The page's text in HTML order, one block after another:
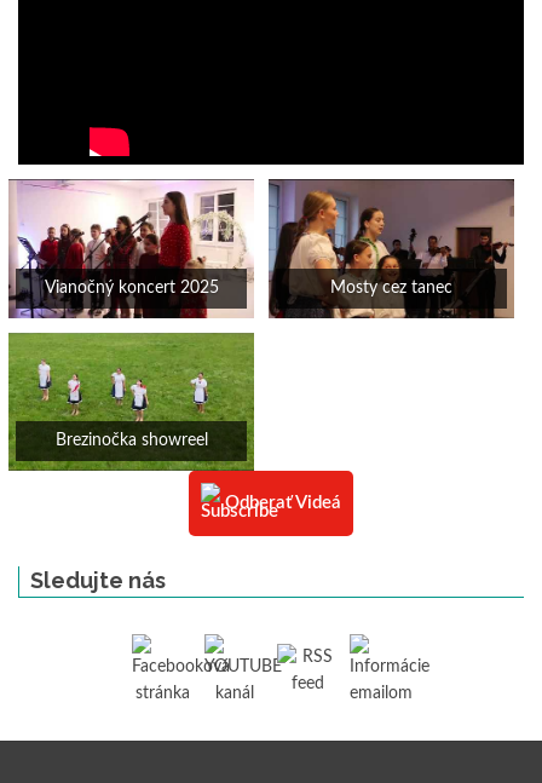
Odberať Videá
Vianočný koncert 2025 Mosty cez tanec
Brezinočka showreel
Sledujte nás